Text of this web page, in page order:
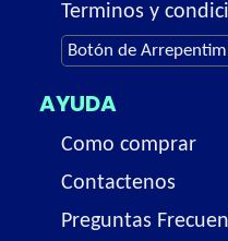
Terminos y
Botón de
AYUDA
Como comprar
Contactenos
Preguntas